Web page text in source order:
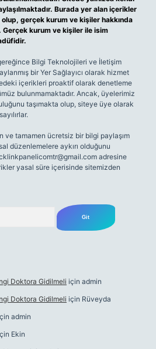
Burada yer alan içerikler
gerçek kurum ve kişiler hakkında
Gerçek kurum ve kişiler ile isim
Bilgi Teknolojileri ve İletişim
bir Yer Sağlayıcı olarak hizmet
içerikleri proaktif olarak denetleme
bulunmamaktadır. Ancak, üyelerimiz
taşımakta olup, siteye üye olarak
ve tamamen ücretsiz bir bilgi paylaşım
düzenlemelere aykırı olduğunu
adresine
yasal süre içerisinde sitemizden
Doktora Gidilmeli için admin
Doktora Gidilmeli için Rüveyda
admin
Ekin